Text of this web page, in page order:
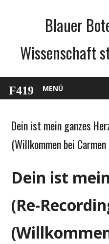
Blauer
Wissenschaft
MENÜ
Allgemein
Dein ist mein ganzes
(Willkommen bei
Dein ist
(Re-